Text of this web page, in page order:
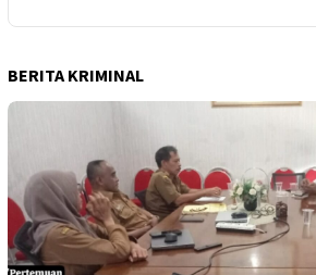
BERITA KRIMINAL